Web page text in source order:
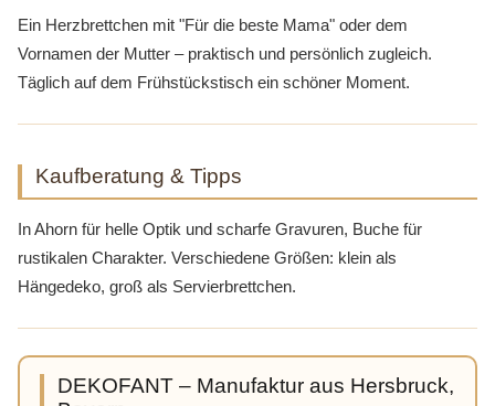
Ein Herzbrettchen mit "Für die beste Mama" oder dem
Vornamen der Mutter – praktisch und persönlich zugleich.
Täglich auf dem Frühstückstisch ein schöner Moment.
Kaufberatung & Tipps
In Ahorn für helle Optik und scharfe Gravuren, Buche für
rustikalen Charakter. Verschiedene Größen: klein als
Hängedeko, groß als Servierbrettchen.
DEKOFANT – Manufaktur aus Hersbruck,